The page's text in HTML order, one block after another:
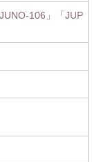
106」「JUP